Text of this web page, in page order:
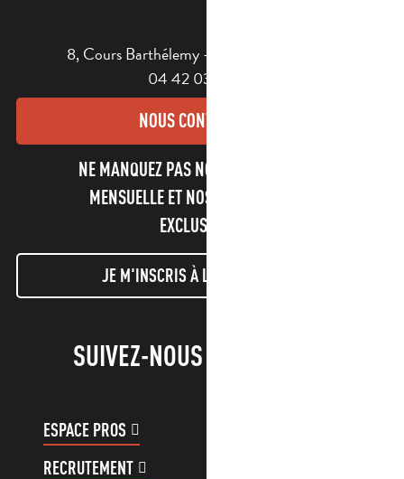
8, Cours Barthélemy - 13400 AUBAGNE
04 42 03 49 98
NOUS CONTACTER
NE MANQUEZ PAS NOTRE NEWSLETTER
MENSUELLE ET NOS INFORMATIONS
EXCLUSIVES !
JE M'INSCRIS À LA NEWSLETTER
SUIVEZ-NOUS !
ESPACE PROS
RECRUTEMENT